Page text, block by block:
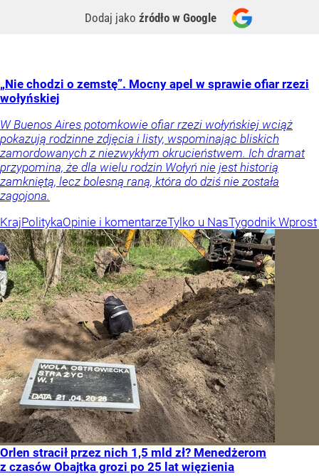
Dodaj jako źródło w Google
„Nie chodzi o zemstę”. Mocny apel w sprawie ofiar rzezi
wołyńskiej
W Buenos Aires potomkowie ofiar rzezi wołyńskiej wciąż
pokazują rodzinne zdjęcia i listy, wspominając bliskich
zamordowanych z niezwykłym okrucieństwem. Ich dramat
przypomina, że dla wielu rodzin Wołyń nie jest historią
zamkniętą, lecz bolesną raną, która do dziś nie została
zagojona.
KrajPolitykaOpinie i komentarzeTylko u NasTygodnik Wprost
Orlen stracił przez nich 1,5 mld zł? Menedżerom
z czasów Obajtka grozi po 25 lat więzienia